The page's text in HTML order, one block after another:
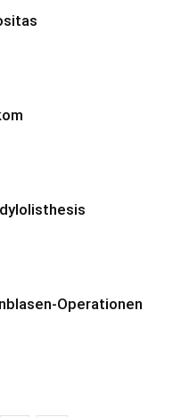
Operationen